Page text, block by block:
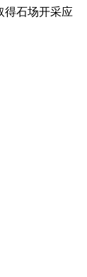
得石场开采应